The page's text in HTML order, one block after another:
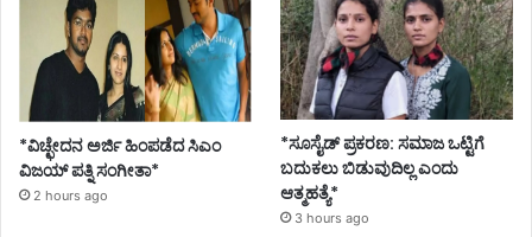
*ವಿಚ್ಛೇದನ ಅರ್ಜಿ ಹಿಂಪಡೆದ ಸಿಎಂ
ವಿಜಯ್ ಪತ್ನಿ ಸಂಗೀತಾ*
2 hours ago
*ಸೂಸೈಡ್ ಪ್ರಕರಣ: ಸಮಾಜ ಒಟ್ಟಿಗೆ
ಬದುಕಲು ಬಿಡುವುದಿಲ್ಲ ಎಂದು
ಆತ್ಮಹತ್ಯೆ*
3 hours ago